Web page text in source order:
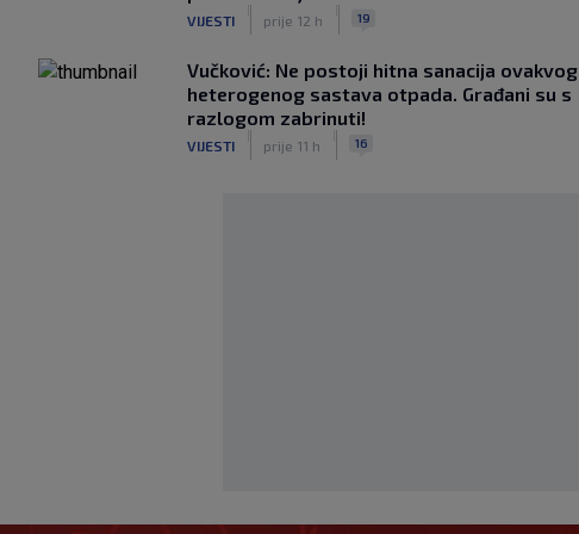
VIJESTI prije 12 h 19
Vučković: Ne postoji hitna sanacija ovakvog
heterogenog sastava otpada. Građani su s
razlogom zabrinuti!
VIJESTI prije 11 h 16